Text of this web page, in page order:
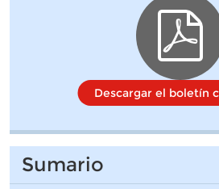
Descargar el boletín
Sumario